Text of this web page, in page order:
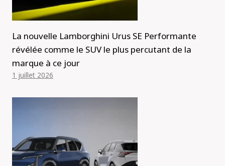
La nouvelle Lamborghini Urus SE Performante
révélée comme le SUV le plus percutant de la
marque à ce jour
1 juillet 2026